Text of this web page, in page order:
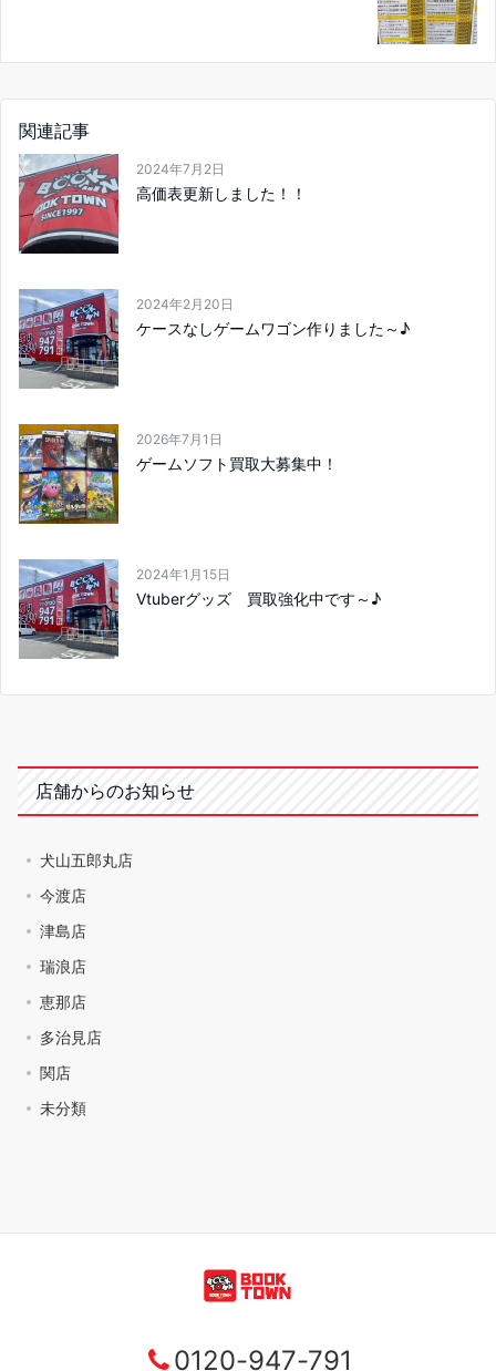
関連記事
2024年7月2日
高価表更新しました！！
2024年2月20日
ケースなしゲームワゴン作りました～♪
2026年7月1日
ゲームソフト買取大募集中！
2024年1月15日
Vtuberグッズ 買取強化中です～♪
店舗からのお知らせ
犬山五郎丸店
今渡店
津島店
瑞浪店
恵那店
多治見店
関店
未分類
0120-947-791